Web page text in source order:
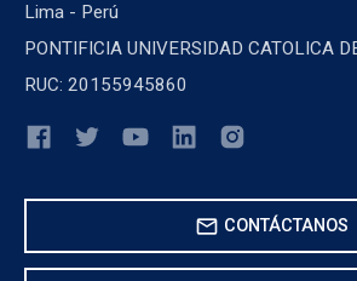
Lima - Perú
PONTIFICIA UNIVERSIDAD CATOLICA
RUC: 20155945860
mail CONTÁCTANOS